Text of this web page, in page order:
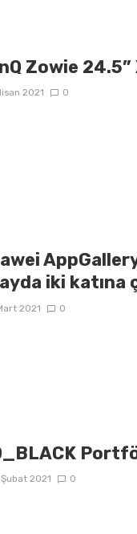
Zowie
2021 0
iki katına
2021 0
2021 0